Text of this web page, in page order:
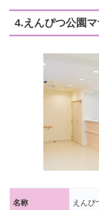
4.えんぴつ公園
名称 えんぴ